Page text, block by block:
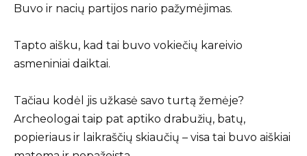
Buvo ir nacių partijos nario pažymėjimas.
Tapto aišku, kad tai buvo vokiečių kareivio
asmeniniai daiktai.
Tačiau kodėl jis užkasė savo turtą žemėje?
Archeologai taip pat aptiko drabužių, batų,
popieriaus ir laikraščių skiaučių – visa tai buvo aiškiai